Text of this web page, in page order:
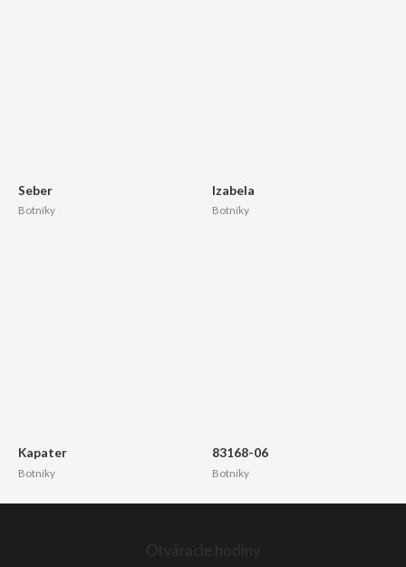
Seber
Botníky
Izabela
Botníky
Kapater
Botníky
83168-06
Botníky
Otváracie hodiny